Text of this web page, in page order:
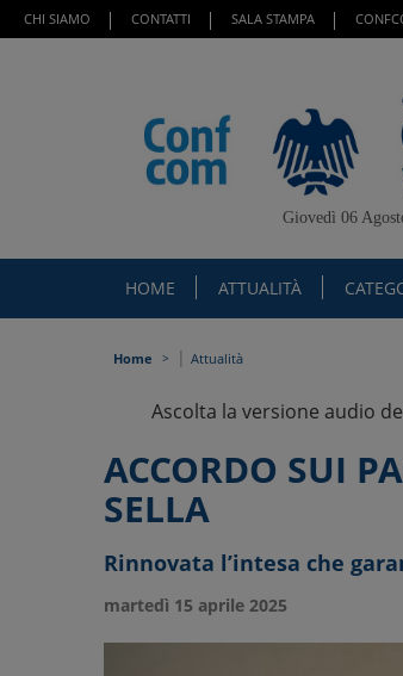
CHI SIAMO CONTATTI SALA STAMPA
Giovedì 06
HOME ATTUALITÀ
Home | Attualità
Ascolta la versione audio
ACCORDO SUI
SELLA
Rinnovata l’intesa che
martedì 15 aprile 2025